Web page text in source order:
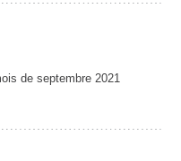
de septembre 2021